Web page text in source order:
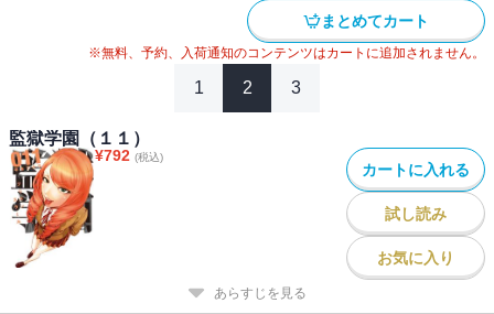
まとめてカート
※無料、予約、入荷通知のコンテンツはカートに追加されません。
1 2 3
監獄学園（１１）
¥792 (税込)
カートに入れる
試し読み
お気に入り
あらすじを見る